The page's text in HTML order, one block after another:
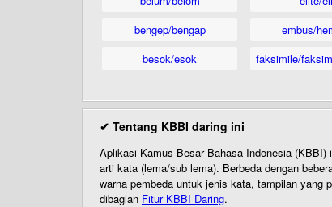
bengep/bengap
besok/esok
embus/
faksimile/
✔ Tentang KBBI daring ini
Aplikasi Kamus Besar Bahasa Indonesia
arti kata (lema/sub lema). Berbeda dengan
warna pembeda untuk jenis kata, tampilan yang
dibagian Fitur KBBI Daring.